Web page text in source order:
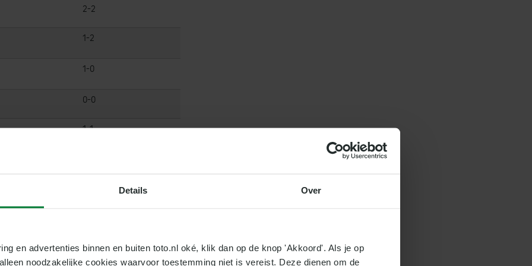
Details Over
en advertenties binnen en buiten toto.nl oké, klik dan op de knop 'Akkoord'. Als je op
alleen noodzakelijke cookies waarvoor toestemming niet is vereist. Deze dienen om de
2-2
1-2
1-0
0-0
1-1
0-1